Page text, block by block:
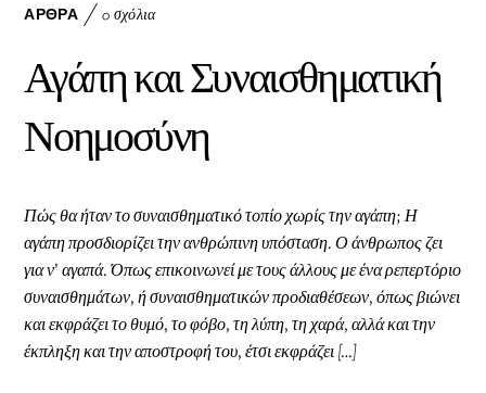
k
ΆΡΘΡΑ 0 σχόλια
Αγάπη και Συναισθηματική
Νοημοσύνη
Πώς θα ήταν το συναισθηματικό τοπίο χωρίς την αγάπη; Η
αγάπη προσδιορίζει την ανθρώπινη υπόσταση. Ο άνθρωπος ζει
για ν’ αγαπά. Όπως επικοινωνεί με τους άλλους με ένα ρεπερτόριο
συναισθημάτων, ή συναισθηματικών προδιαθέσεων, όπως βιώνει
και εκφράζει το θυμό, το φόβο, τη λύπη, τη χαρά, αλλά και την
έκπληξη και την αποστροφή του, έτσι εκφράζει […]